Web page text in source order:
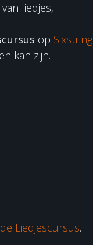
liedjes,
op
kan zijn.
Liedjescursus.